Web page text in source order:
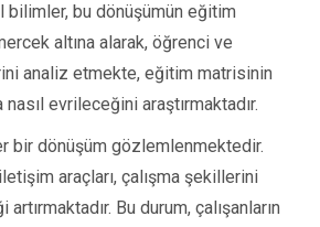
bilimler, bu dönüşümün eğitim
altına alarak, öğrenci ve
analiz etmekte, eğitim matrisinin
evrileceğini araştırmaktadır.
bir dönüşüm gözlemlenmektedir.
araçları, çalışma şekillerini
Bu durum, çalışanların